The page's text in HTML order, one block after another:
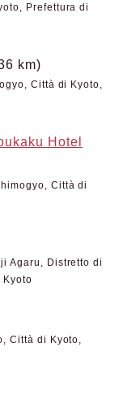
Prefettura di
km)
Città di Kyoto,
Hotel
Città di
Agaru, Distretto di
Città di Kyoto,